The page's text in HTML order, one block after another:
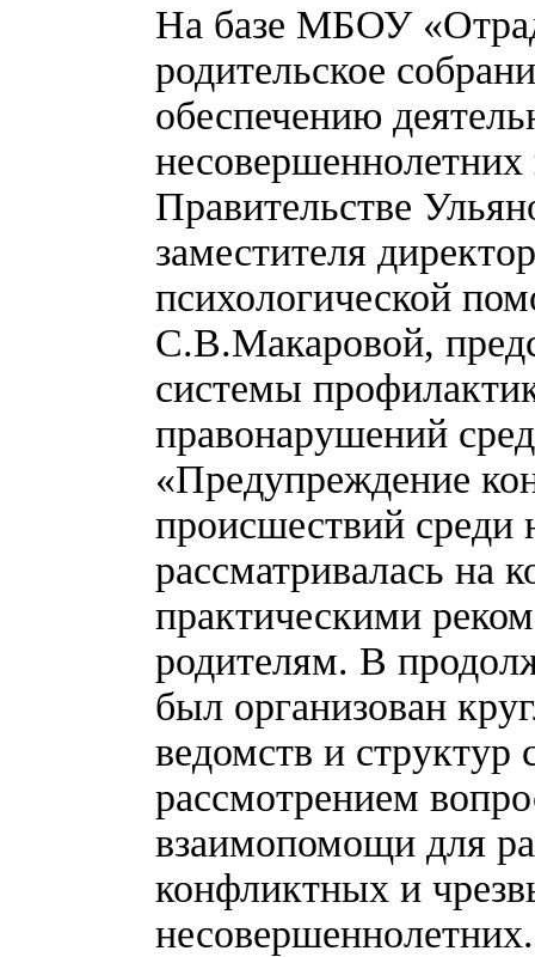
На базе МБОУ
родительское
обеспечению
Правительстве
заместителя
психологической
С.В.Макаровой,
системы
правонарушений
«Предупреждение
происшествий среди
рассматривалась на
практическими
родителям. В
был организован
ведомств и
рассмотрением
взаимопомощи для
конфликтных и